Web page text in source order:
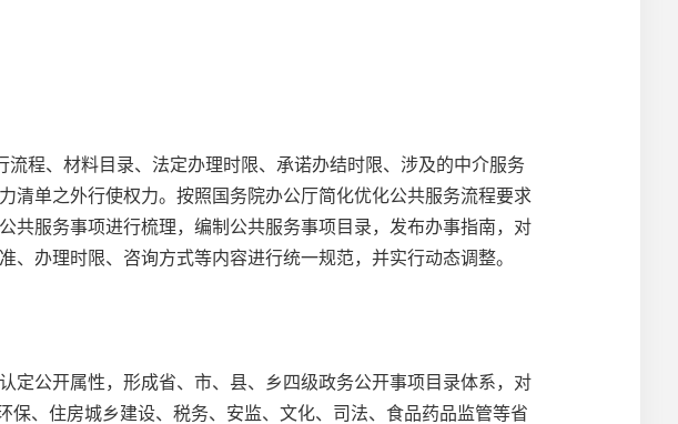
程、材料目录、法定办理时限、承诺办结时限、涉及的中介服务
清单之外行使权力。按照国务院办公厅简化优化公共服务流程要求
共服务事项进行梳理，编制公共服务事项目录，发布办事指南，对
办理时限、咨询方式等内容进行统一规范，并实行动态调整。
公开属性，形成省、市、县、乡四级政务公开事项目录体系，对
、住房城乡建设、税务、安监、文化、司法、食品药品监管等省